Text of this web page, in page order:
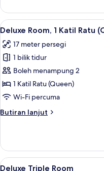
Room
Lihat
semua
foto
untuk
Deluxe
Room,
1
Ratu
5
Deluxe Room, 1 Katil Ratu
17 meter persegi
1 bilik tidur
Boleh menampung 2
1 Katil Ratu (Queen)
Wi-Fi percuma
Butiran lanjut
Butiran
Room,
Katil
Lihat
6
Deluxe Triple Room